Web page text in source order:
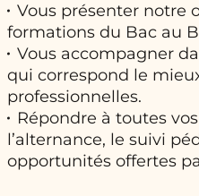
Vous présenter notre
formations du Bac au
Vous accompagner
qui correspond le
professionnelles.
Répondre à toutes
l’alternance, le suivi
opportunités offertes